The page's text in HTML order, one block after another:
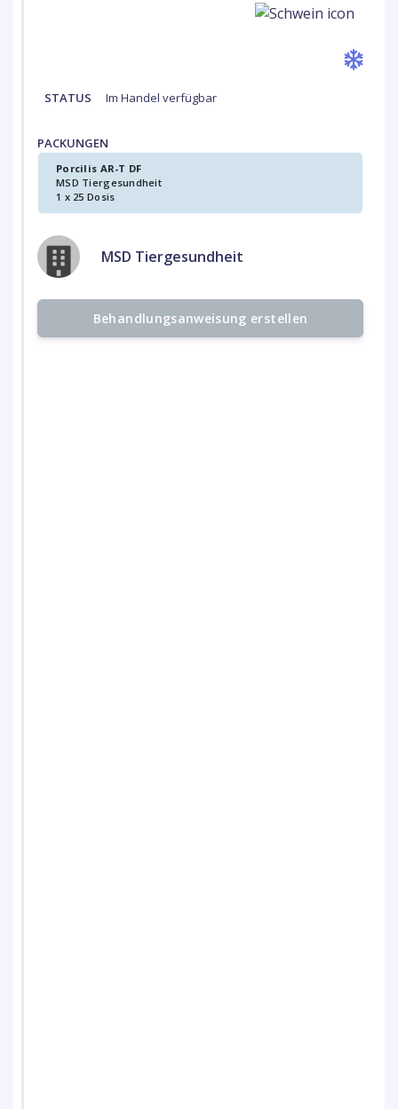
STATUS Im Handel verfügbar
PACKUNGEN
Porcilis AR-T DF
MSD Tiergesundheit
1 x 25 Dosis
MSD Tiergesundheit
Behandlungsanweisung erstellen